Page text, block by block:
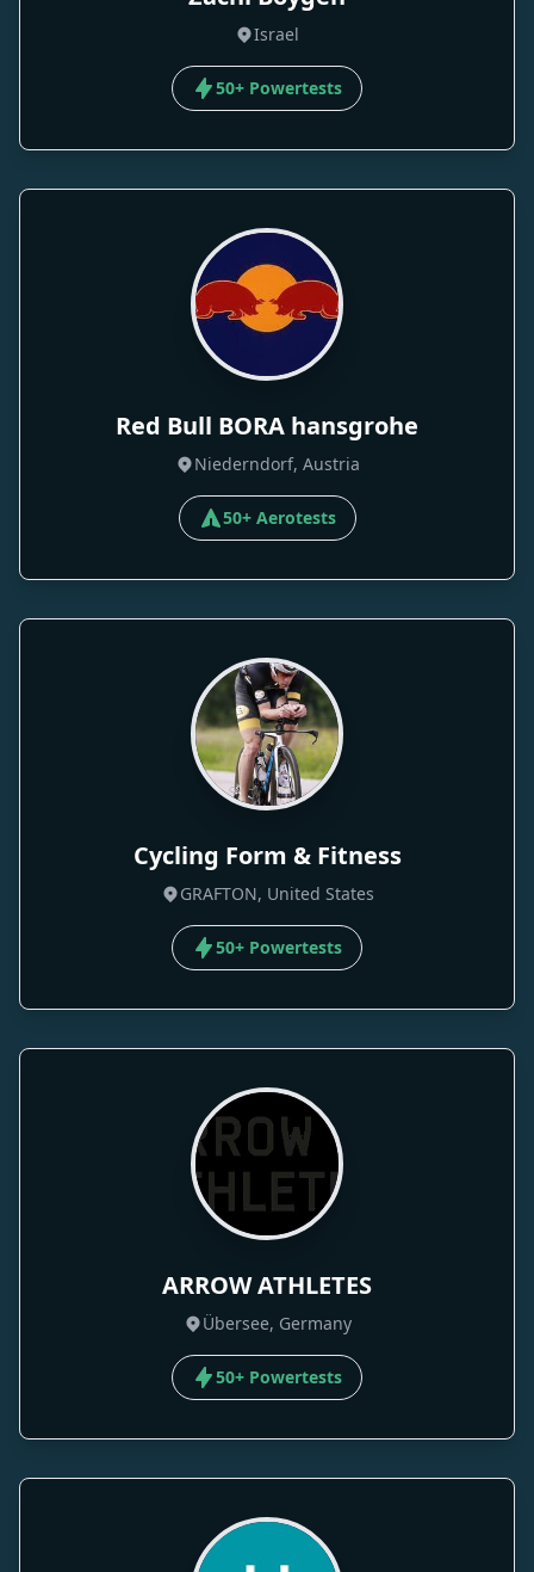
Israel
50+ Powertests
Red Bull BORA hansgrohe
Niederndorf, Austria
50+ Aerotests
Cycling Form & Fitness
GRAFTON, United States
50+ Powertests
ARROW ATHLETES
Übersee, Germany
50+ Powertests